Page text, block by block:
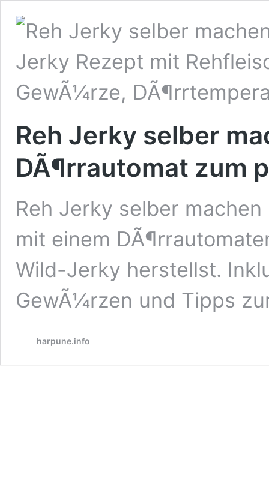
Reh Jerky selber
DÃ¶rrautomat zum
Reh Jerky selber
mit einem
Wild-Jerky herstellst.
GewÃ¼rzen und Tipps
harpune.info